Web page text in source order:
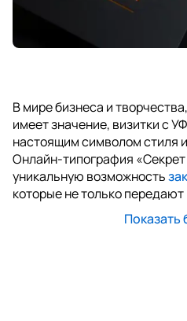
В мире бизнеса и
имеет значение, визитки с
настоящим символом стиля
Онлайн-типография
уникальную возможность
которые не только передают
Показать